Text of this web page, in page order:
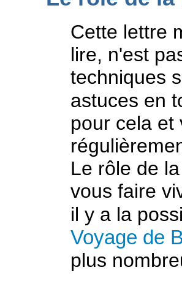
Cette lettre
lire, n'est
techniques
astuces en
pour cela et
Le rôle de
vous faire
il y a la
Voyage de
plus